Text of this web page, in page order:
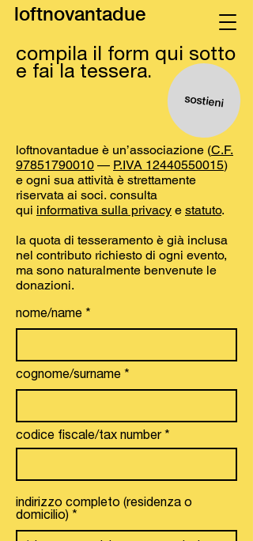
loftnovantadue
compila il form qui sotto
e fai la tessera.
sostieni
loftnovantadue è un’associazione (C.F.
97851790010 — P.IVA 12440550015)
e ogni sua attività è strettamente
riservata ai soci. consulta
qui informativa sulla privacy e statuto.
la quota di tesseramento è già inclusa
nel contributo richiesto di ogni evento,
ma sono naturalmente benvenute le
donazioni.
nome/name
cognome/surname
codice fiscale/tax number
indirizzo completo (residenza o
domicilio)